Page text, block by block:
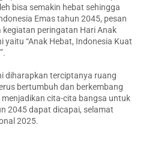
bisa semakin hebat sehingga
Emas tahun 2045, pesan
peringatan Hari Anak
yaitu “Anak Hebat, Indonesia Kuat
diharapkan terciptanya ruang
bertumbuh dan berkembang
cita-cita bangsa untuk
2045 dapat dicapai, selamat
2025.